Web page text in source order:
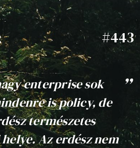
#443
enterprise sok
is policy, de
természetes
Az erdész nem